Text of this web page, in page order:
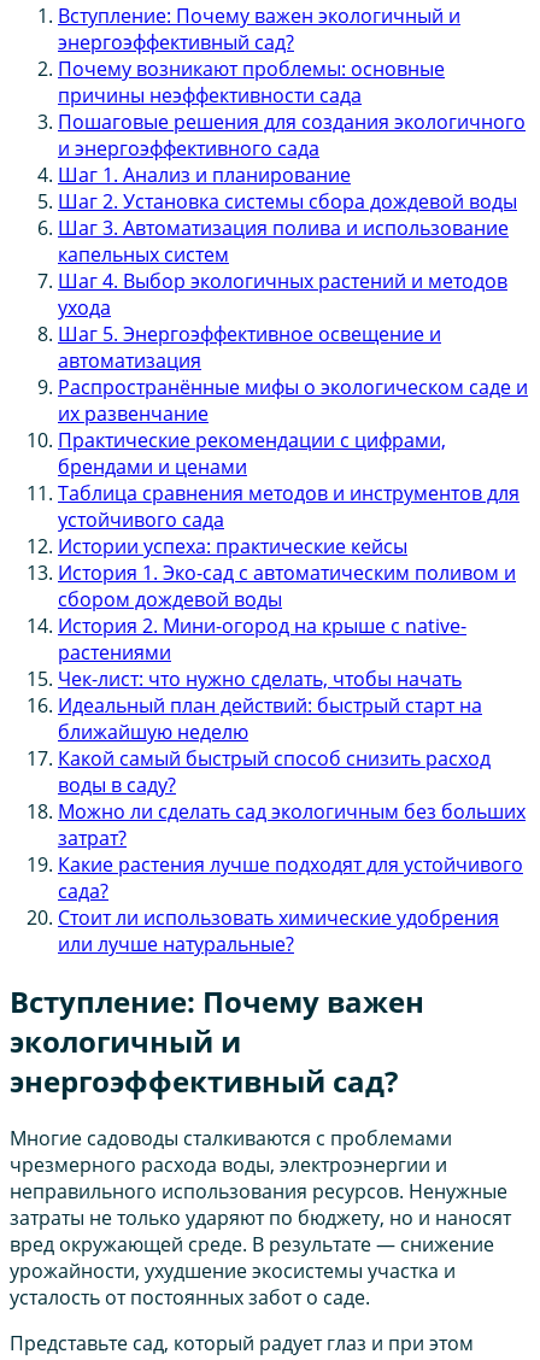
Вступление: Почему важен экологичный и
энергоэффективный сад?
Почему возникают проблемы: основные
причины неэффективности сада
Пошаговые решения для создания экологичного
и энергоэффективного сада
Шаг 1. Анализ и планирование
Шаг 2. Установка системы сбора дождевой воды
Шаг 3. Автоматизация полива и использование
капельных систем
Шаг 4. Выбор экологичных растений и методов
ухода
Шаг 5. Энергоэффективное освещение и
автоматизация
Распространённые мифы о экологическом саде и
их развенчание
Практические рекомендации с цифрами,
брендами и ценами
Таблица сравнения методов и инструментов для
устойчивого сада
Истории успеха: практические кейсы
История 1. Эко-сад с автоматическим поливом и
сбором дождевой воды
История 2. Мини-огород на крыше с native-
растениями
Чек-лист: что нужно сделать, чтобы начать
Идеальный план действий: быстрый старт на
ближайшую неделю
Какой самый быстрый способ снизить расход
воды в саду?
Можно ли сделать сад экологичным без больших
затрат?
Какие растения лучше подходят для устойчивого
сада?
Стоит ли использовать химические удобрения
или лучше натуральные?
Вступление: Почему важен
экологичный и
энергоэффективный сад?
Многие садоводы сталкиваются с проблемами
чрезмерного расхода воды, электроэнергии и
неправильного использования ресурсов. Ненужные
затраты не только ударяют по бюджету, но и наносят
вред окружающей среде. В результате — снижение
урожайности, ухудшение экосистемы участка и
усталость от постоянных забот о саде.
Представьте сад, который радует глаз и при этом